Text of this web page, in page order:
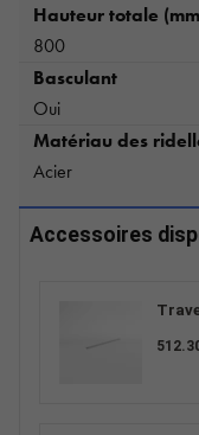
Hauteur totale
800
Basculant
Oui
Matériau des
Acier
Accessoires